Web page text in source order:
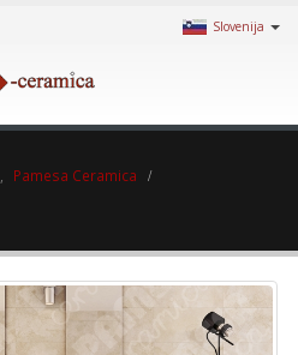
Slovenija
Pamesa Ceramica